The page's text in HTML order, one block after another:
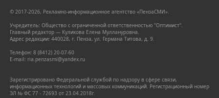
© 2017-2026, Рекламно-информационное агентство «ПензаСМИ».
Учредитель: Общество с ограниченной ответственностью "Оптимист".
Главный редактор — Куликова Елена Муллануровна.
Адрес редакции: 440028, г. Пенза, ул. Германа Титова, д. 9.
Телефон: 8 (8412) 20-07-60
E-mail: ria.penzasmi@yandex.ru
Зарегистрировано Федеральной службой по надзору в сфере связи,
информационных технологий и массовых коммуникаций. Регистрационный номер
ЭЛ № ФС 77 - 72693 от 23.04.2018г.